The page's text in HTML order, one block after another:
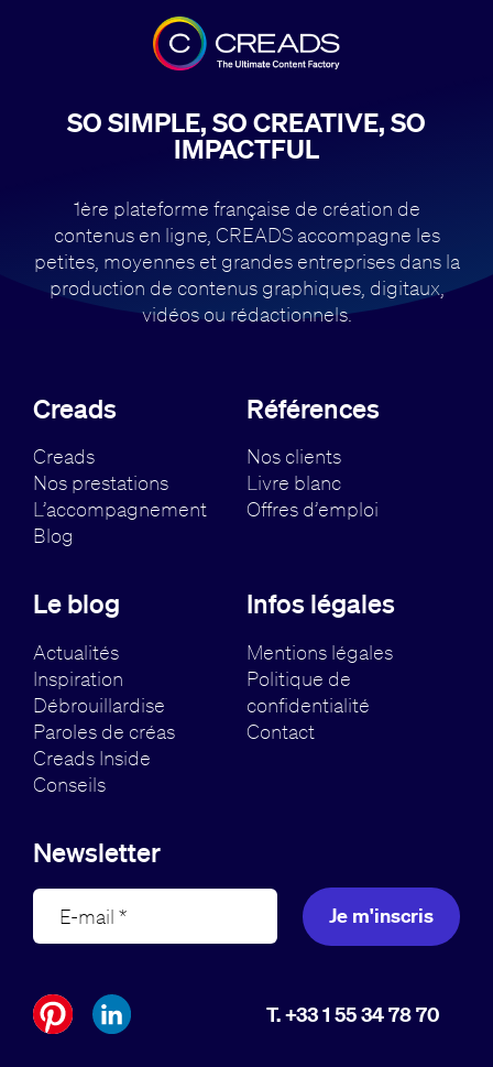
SO SIMPLE, SO CREATIVE, SO
IMPACTFUL
1ère plateforme française de création de
contenus en ligne, CREADS accompagne les
petites, moyennes et grandes entreprises dans la
production de contenus graphiques, digitaux,
vidéos ou rédactionnels.
Creads
Creads
Nos prestations
L’accompagnement
Blog
Références
Nos clients
Livre blanc
Offres d’emploi
Le blog
Actualités
Inspiration
Débrouillardise
Paroles de créas
Creads Inside
Conseils
Infos légales
Mentions légales
Politique de
confidentialité
Contact
Newsletter
Je m'inscris
T. +33 1 55 34 78 70